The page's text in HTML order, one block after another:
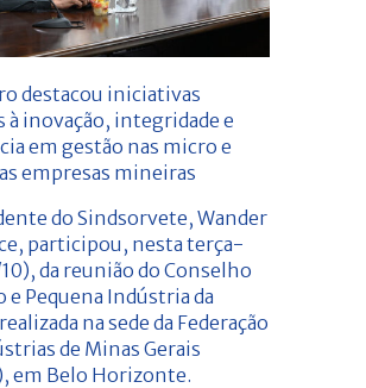
destacou iniciativas
à inovação, integridade e
em gestão nas micro e
empresas mineiras
do Sindsorvete, Wander
participou, nesta terça-
da reunião do Conselho
e Pequena Indústria da
na sede da Federação
de Minas Gerais
em Belo Horizonte.